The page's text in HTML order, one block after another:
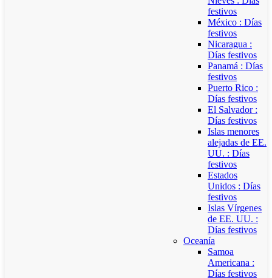
festivos
México : Días
festivos
Nicaragua :
Días festivos
Panamá : Días
festivos
Puerto Rico :
Días festivos
El Salvador :
Días festivos
Islas menores
alejadas de EE.
UU. : Días
festivos
Estados
Unidos : Días
festivos
Islas Vírgenes
de EE. UU. :
Días festivos
Oceanía
Samoa
Americana :
Días festivos